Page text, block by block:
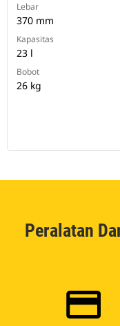
Lebar
370 mm
Kapasitas
23 l
Bobot
26 kg
Peralatan